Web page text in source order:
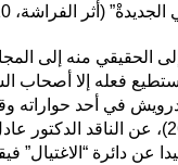
(أثر الفراشة، 110)
الحقيقي منه إلى
فعله إلا أصحاب
في أحد حواراته
بعد وفاته (26/1/2012)، عن الناقد
عن دائرة “الاغتيال”